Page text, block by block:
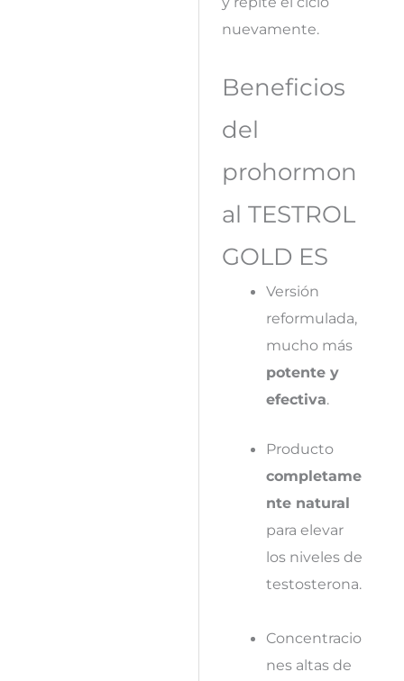
nuevamente.
Beneficios
del
prohormon
al TESTROL
GOLD ES
Versión
reformulada,
mucho más
potente y
efectiva.
Producto
completame
nte natural
para elevar
los niveles de
testosterona.
Concentracio
nes altas de